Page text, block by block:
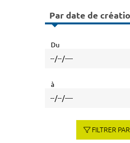
Par date de
Du
à
FILTRER